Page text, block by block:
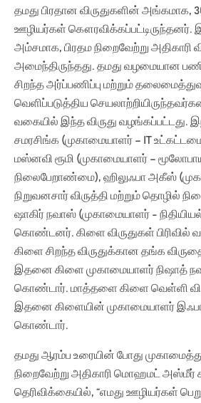
தமது பிரதான விருதுகளின் அங்கமாக, 30
ஊழியர்கள் கௌரவிக்கப்பட்டிருந்தனர்.
அம்சமாக, பிரதம நிறைவேற்று அதிகாரி
அமைந்திருந்தது. தமது வழமையான
சிறந்த அர்ப்பணிப்பு மற்றும்
வெளிப்படுத்திய
வகையில் இந்த விருது வழங்கப்பட்டது.
சமரசிங்க (முகாமையாளர் – IT
மஸ்னவி ரூமி (முகாமையாளர் –
நிலைபேறாண்மை), ஹிலுஃபா அகீஸ்
நிறுவனசார் விருத்தி மற்றும் தொழில்
ஷாகிர் நவாஸ் (முகாமையாளர் -
கொண்டனர். கிளை விருதுகள் பிரிவில்
கிளை சிறந்த விருதுக்கான தங்க
இதனை கிளை முகாமையாளர் நிஷாத்
கொண்டார். மாத்தளை கிளை வெள்ளி
இதனை கிளையின் முகாமையாளர்
கொண்டார்.
தமது ஆரம்ப உரையின் போது
நிறைவேற்று அதிகாரி மொஹமட் அஸ்மீர்
தெரிவிக்கையில், “எமது ஊழியர்கள்